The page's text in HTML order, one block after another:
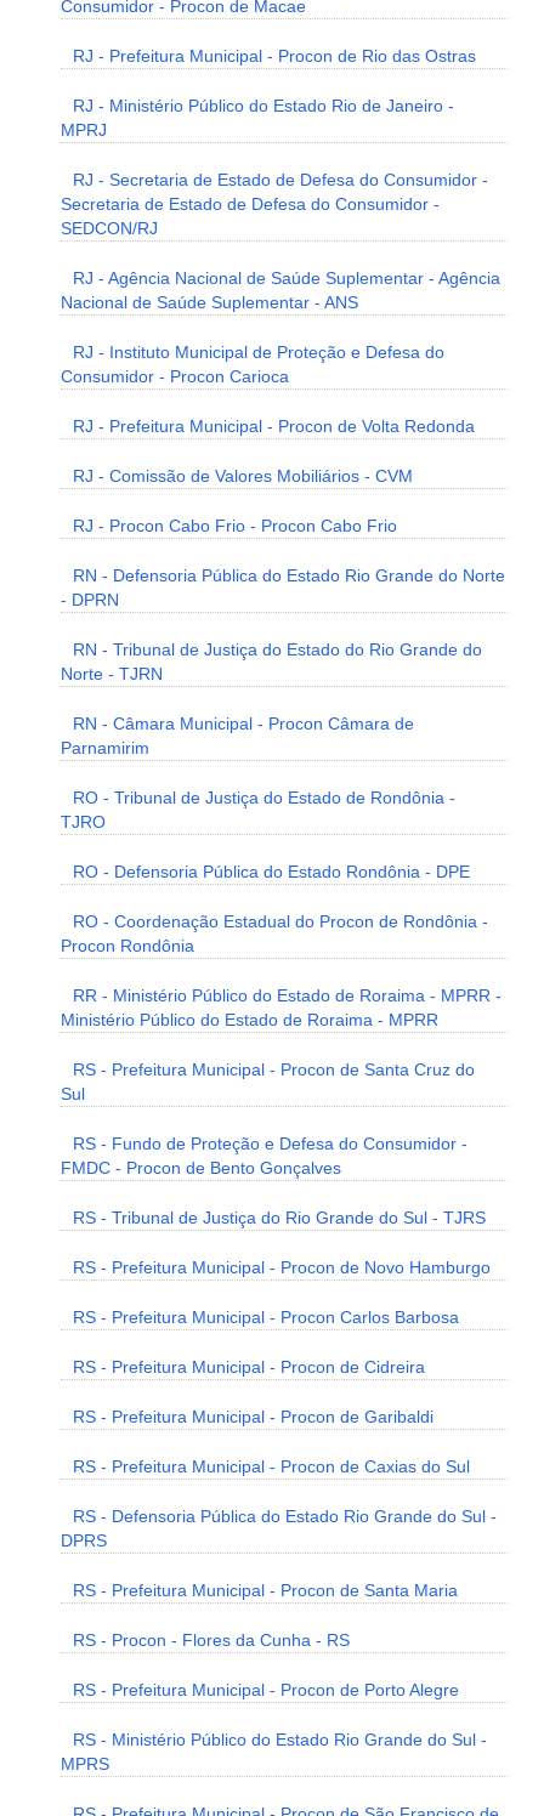
Consumidor - Procon de Macae
RJ - Prefeitura Municipal - Procon de Rio das Ostras
RJ - Ministério Público do Estado Rio de Janeiro -
MPRJ
RJ - Secretaria de Estado de Defesa do Consumidor -
Secretaria de Estado de Defesa do Consumidor -
SEDCON/RJ
RJ - Agência Nacional de Saúde Suplementar - Agência
Nacional de Saúde Suplementar - ANS
RJ - Instituto Municipal de Proteção e Defesa do
Consumidor - Procon Carioca
RJ - Prefeitura Municipal - Procon de Volta Redonda
RJ - Comissão de Valores Mobiliários - CVM
RJ - Procon Cabo Frio - Procon Cabo Frio
RN - Defensoria Pública do Estado Rio Grande do Norte
- DPRN
RN - Tribunal de Justiça do Estado do Rio Grande do
Norte - TJRN
RN - Câmara Municipal - Procon Câmara de
Parnamirim
RO - Tribunal de Justiça do Estado de Rondônia -
TJRO
RO - Defensoria Pública do Estado Rondônia - DPE
RO - Coordenação Estadual do Procon de Rondônia -
Procon Rondônia
RR - Ministério Público do Estado de Roraima - MPRR -
Ministério Público do Estado de Roraima - MPRR
RS - Prefeitura Municipal - Procon de Santa Cruz do
Sul
RS - Fundo de Proteção e Defesa do Consumidor -
FMDC - Procon de Bento Gonçalves
RS - Tribunal de Justiça do Rio Grande do Sul - TJRS
RS - Prefeitura Municipal - Procon de Novo Hamburgo
RS - Prefeitura Municipal - Procon Carlos Barbosa
RS - Prefeitura Municipal - Procon de Cidreira
RS - Prefeitura Municipal - Procon de Garibaldi
RS - Prefeitura Municipal - Procon de Caxias do Sul
RS - Defensoria Pública do Estado Rio Grande do Sul -
DPRS
RS - Prefeitura Municipal - Procon de Santa Maria
RS - Procon - Flores da Cunha - RS
RS - Prefeitura Municipal - Procon de Porto Alegre
RS - Ministério Público do Estado Rio Grande do Sul -
MPRS